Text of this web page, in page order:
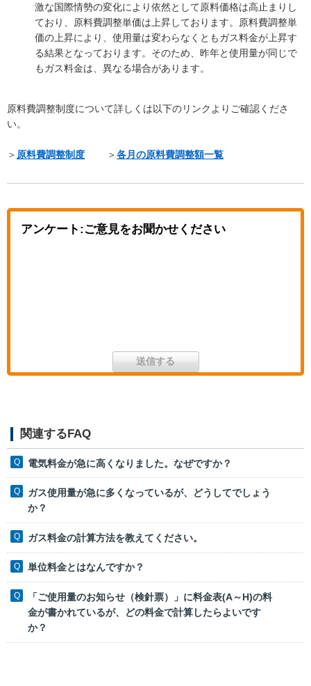
激な国際情勢の変化により依然として原料価格は高止まりし
ており、原料費調整単価は上昇しております。原料費調整単
価の上昇により、使用量は変わらなくともガス料金が上昇す
る結果となっております。そのため、昨年と使用量が同じで
もガス料金は、異なる場合があります。
原料費調整制度について詳しくは以下のリンクよりご確認くださ
い。
＞ 原料費調整制度 ＞各月の原料費調整額一覧
アンケート:ご意見をお聞かせください
関連するFAQ
電気料金が急に高くなりました。なぜですか？
ガス使用量が急に多くなっているが、どうしてでしょう
か？
ガス料金の計算方法を教えてください。
単位料金とはなんですか？
「ご使用量のお知らせ（検針票）」に料金表(A～H)の料
金が書かれているが、どの料金で計算したらよいです
か？